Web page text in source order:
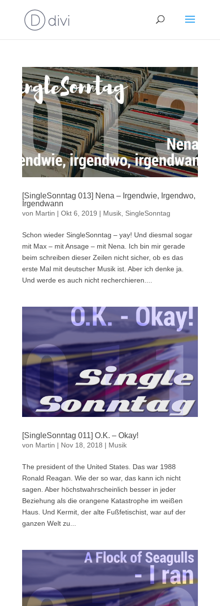
[SingleSonntag 013] Nena – Irgendwie, Irgendwo,
Irgendwann
von Martin | Okt 6, 2019 | Musik, SingleSonntag
Schon wieder SingleSonntag – yay! Und diesmal sogar
mit Max – mit Ansage – mit Nena. Ich bin mir gerade
beim schreiben dieser Zeilen nicht sicher, ob es das
erste Mal mit deutscher Musik ist. Aber ich denke ja.
Und werde es auch nicht recherchieren....
[SingleSonntag 011] O.K. – Okay!
von Martin | Nov 18, 2018 | Musik
The president of the United States. Das war 1988
Ronald Reagan. Wie der so war, das kann ich nicht
sagen. Aber höchstwahrscheinlich besser in jeder
Beziehung als die orangene Katastrophe im weißen
Haus. Und Kermit, der alte Fußfetischist, war auf der
ganzen Welt zu...